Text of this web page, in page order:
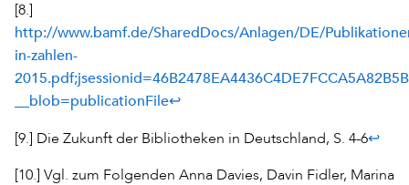
[8.]
http://www.bamf.de/SharedDocs/Anlagen/DE/
in-zahlen-
__blob=publicationFile↩
[9.] Die Zukunft der Bibliotheken in Deutschland, S. 4-6↩
[10.] Vgl. zum Folgenden Anna Davies, Davin Fidler, Marina